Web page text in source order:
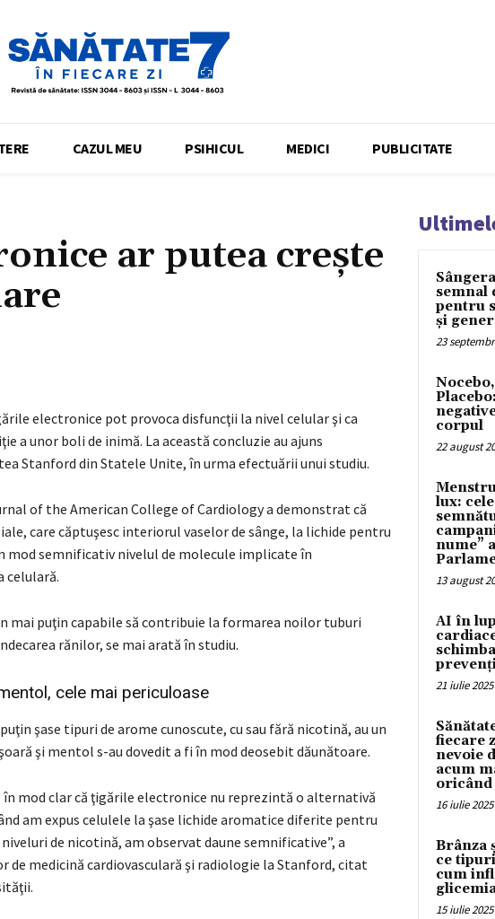
CAZUL MEU PSIHICUL MEDICI PUBLICITATE
ar putea crește
electronice pot provoca disfuncţii la nivel celular şi ca
a unor boli de inimă. La această concluzie au ajuns
Stanford din Statele Unite, în urma efectuării unui studiu.
of the American College of Cardiology a demonstrat că
care căptuşesc interiorul vaselor de sânge, la lichide pentru
mod semnificativ nivelul de molecule implicate în
celulară.
mai puţin capabile să contribuie la formarea noilor tuburi
rănilor, se mai arată în studiu.
cele mai periculoase
şase tipuri de arome cunoscute, cu sau fără nicotină, au un
şi mentol s-au dovedit a fi în mod deosebit dăunătoare.
în mod clar că ţigările electronice nu reprezintă o alternativă
am expus celulele la şase lichide aromatice diferite pentru
de nicotină, am observat daune semnificative”, a
de medicină cardiovasculară şi radiologie la Stanford, citat
semnal
pentru
și
23
corpul
22 august
lux:
nume”
13 august
AI în
21 iulie 2025
fiecare
nevoie
acum
oricând
16 iulie 2025
Brânza
ce
cum
15 iulie 2025